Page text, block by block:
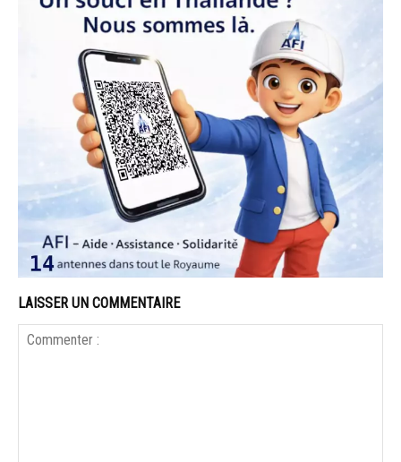
LAISSER UN COMMENTAIRE